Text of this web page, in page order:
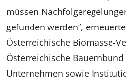
müssen
gefunden werden”,
Österreichische Biomasse-
Österreichische
Unternehmen sowie